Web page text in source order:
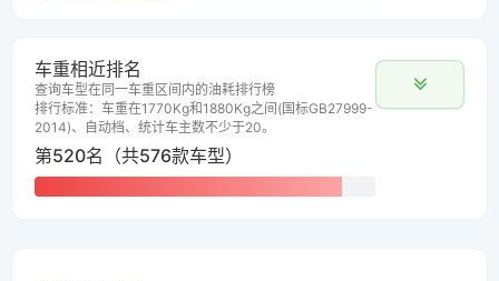
车重相近排名
查询车型在同一车重区间内的油耗排行榜
排行标准：车重在1770Kg和1880Kg之间(国标GB27999-
2014)、自动档、统计车主数不少于20。
第520名（共576款车型）